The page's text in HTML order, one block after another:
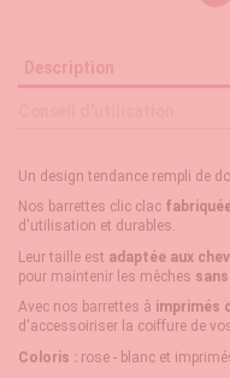
Description
Un design tendance rempli de
Nos barrettes clic clac
d'utilisation et durables.
Leur taille est adaptée aux
pour maintenir les mèches
Avec nos barrettes à imprimés
d'accessoiriser la coiffure de
Coloris : rose - blanc et